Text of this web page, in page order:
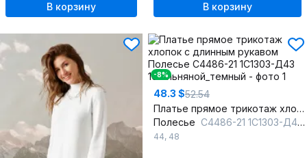
В корзину В корзину
-8%
48.3 $52.54
Платье прямое трикотаж хлопок с длинным рукавом
Полесье С4486-21 1С1303-Д43 164 льняной_темный
44, 48